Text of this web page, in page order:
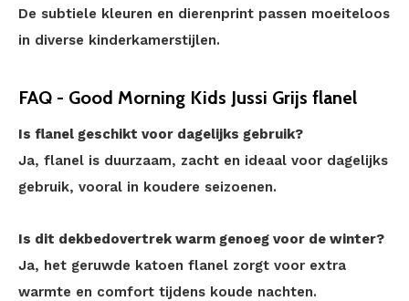
De subtiele kleuren en dierenprint passen moeiteloos
in diverse kinderkamerstijlen.
FAQ - Good Morning Kids Jussi Grijs flanel
Is flanel geschikt voor dagelijks gebruik?
Ja, flanel is duurzaam, zacht en ideaal voor dagelijks
gebruik, vooral in koudere seizoenen.
Is dit dekbedovertrek warm genoeg voor de winter?
Ja, het geruwde katoen flanel zorgt voor extra
warmte en comfort tijdens koude nachten.